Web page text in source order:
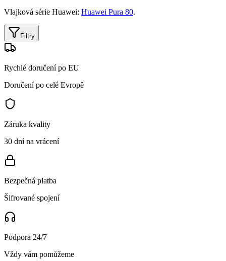
Vlajková série Huawei: Huawei Pura 80.
Filtry
Rychlé doručení po EU
Doručení po celé Evropě
Záruka kvality
30 dní na vrácení
Bezpečná platba
Šifrované spojení
Podpora 24/7
Vždy vám pomůžeme